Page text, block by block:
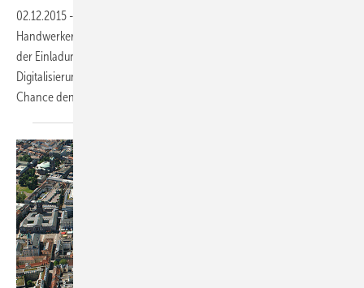
02.12.2015 -
Handwerkertagen eingeladen. Rund 500 SHK-Fachhandwerker waren
der Einladung des Pumpenherstellers nach Bremen gefolgt. Fazit: Die
Digitalisierung ist in der Branche angekommen und sollte mehr als
Chance denn als Bedrohung angesehen